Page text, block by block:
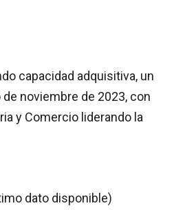
capacidad adquisitiva, un
noviembre de 2023, con
y Comercio liderando la
dato disponible)